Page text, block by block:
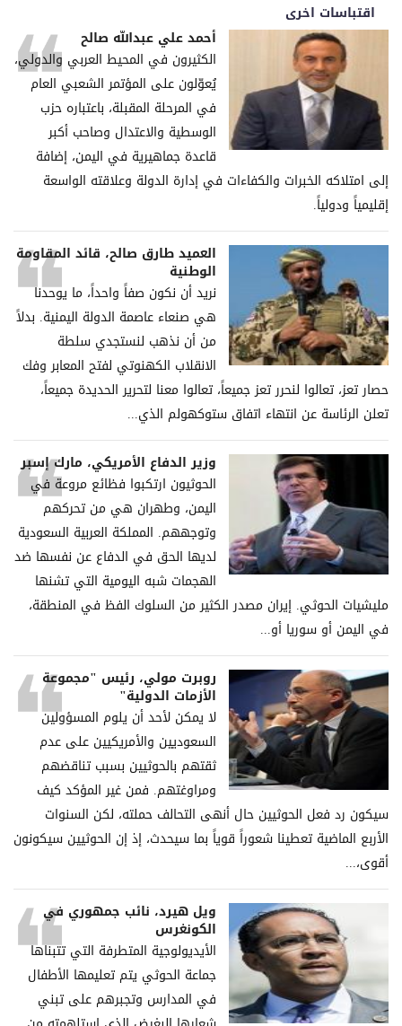
اقتباسات اخرى
أحمد علي عبدالله صالح
الكثيرون في المحيط العربي والدولي،
يُعوّلون على المؤتمر الشعبي العام
في المرحلة المقبلة، باعتباره حزب
الوسطية والاعتدال وصاحب أكبر
قاعدة جماهيرية في اليمن، إضافة
إلى امتلاكه الخبرات والكفاءات في إدارة الدولة وعلاقته الواسعة
إقليمياً ودولياً.
العميد طارق صالح، قائد المقاومة
الوطنية
نريد أن نكون صفاً واحداً، ما يوحدنا
هي صنعاء عاصمة الدولة اليمنية. بدلاً
من أن نذهب لنستجدي سلطة
الانقلاب الكهنوتي لفتح المعابر وفك
حصار تعز، تعالوا لنحرر تعز جميعاً، تعالوا معنا لتحرير الحديدة جميعاً،
تعلن الرئاسة عن انتهاء اتفاق ستوكهولم الذي...
وزير الدفاع الأمريكي، مارك إسبر
الحوثيون ارتكبوا فظائع مروعة في
اليمن، وطهران هي من تحركهم
وتوجههم. المملكة العربية السعودية
لديها الحق في الدفاع عن نفسها ضد
الهجمات شبه اليومية التي تشنها
مليشيات الحوثي. إيران مصدر الكثير من السلوك الفظ في المنطقة،
في اليمن أو سوريا أو...
روبرت مولي، رئيس "مجموعة
الأزمات الدولية"
لا يمكن لأحد أن يلوم المسؤولين
السعوديين والأمريكيين على عدم
ثقتهم بالحوثيين بسبب تناقضهم
ومراوغتهم. فمن غير المؤكد كيف
سيكون رد فعل الحوثيين حال أنهى التحالف حملته، لكن السنوات
الأربع الماضية تعطينا شعوراً قوياً بما سيحدث، إذ إن الحوثيين سيكونون
أقوى،...
ويل هيرد، نائب جمهوري في
الكونغرس
الأيديولوجية المتطرفة التي تتبناها
جماعة الحوثي يتم تعليمها الأطفال
في المدارس وتجبرهم على تبني